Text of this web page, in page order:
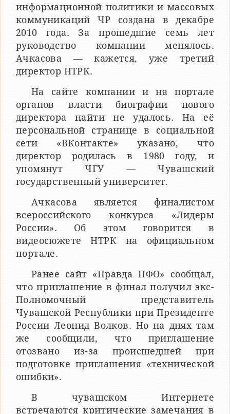
информационной политики и массовых
коммуникаций ЧР создана в декабре
2010 года. За прошедшие семь лет
руководство компании менялось.
Ачкасова — кажется, уже третий
директор НТРК.
На сайте компании и на портале
органов власти биографии нового
директора найти не удалось. На её
персональной странице в социальной
сети «ВКонтакте» указано, что
директор родилась в 1980 году, и
упомянут ЧГУ — Чувашский
государственный университет.
Ачкасова является финалистом
всероссийского конкурса «Лидеры
России». Об этом говорится в
видеосюжете НТРК на официальном
портале.
Ранее сайт «Правда ПФО» сообщал,
что приглашение в финал получил экс-
Полномочный представитель
Чувашской Республики при Президенте
России Леонид Волков. Но на днях там
же сообщили, что приглашение
отозвано из-за происшедшей при
подготовке приглашения «технической
ошибки».
В чувашском Интернете
встречаются критические замечания в